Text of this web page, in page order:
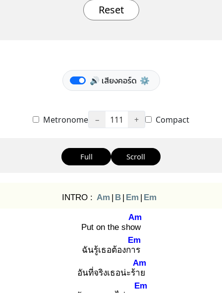
Reset
🔊 เสียงคอร์ด ⚙️
Metronome − 111 + Compact
Full Scroll
INTRO : Am | B | Em | Em
Put on the show
Am
ฉันรู้เธอต้องการ
Em
อันที่จริงเธอน่ะร้าย
Am
Em